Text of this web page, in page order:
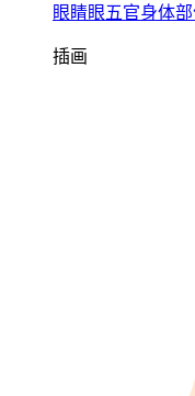
眼睛眼五官身体
插画